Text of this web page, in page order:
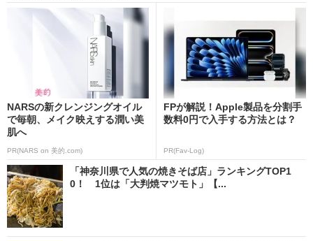
NARSの新クレンジングオイル
で毎朝、メイク映えする潤い美
肌へ
PR(NARS on 美的.com)
FPが解説！Apple製品を分割手
数料0円で入手する方法とは？
PR(Fav-Log)
「神奈川県で人気の焼きそば店」ランキングTOP1
0！ 1位は「大判焼マツモト」【...